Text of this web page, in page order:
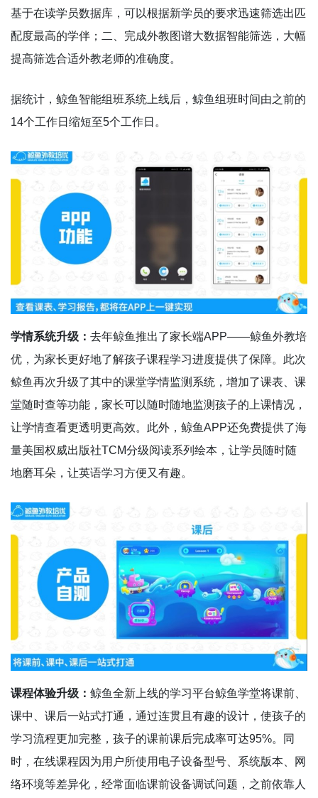
基于在读学员数据库，可以根据新学员的要求迅速筛选出匹
配度最高的学伴；二、完成外教图谱大数据智能筛选，大幅
提高筛选合适外教老师的准确度。
据统计，鲸鱼智能组班系统上线后，鲸鱼组班时间由之前的
14个工作日缩短至5个工作日。
学情系统升级： 去年鲸鱼推出了家长端APP——鲸鱼外教培
优，为家长更好地了解孩子课程学习进度提供了保障。此次
鲸鱼再次升级了其中的课堂学情监测系统，增加了课表、课
堂随时查等功能，家长可以随时随地监测孩子的上课情况，
让学情查看更透明更高效。此外，鲸鱼APP还免费提供了海
量美国权威出版社TCM分级阅读系列绘本，让学员随时随
地磨耳朵，让英语学习方便又有趣。
课程体验升级： 鲸鱼全新上线的学习平台鲸鱼学堂将课前、
课中、课后一站式打通，通过连贯且有趣的设计，使孩子的
学习流程更加完整，孩子的课前课后完成率可达95%。同
时，在线课程因为用户所使用电子设备型号、系统版本、网
络环境等差异化，经常面临课前设备调试问题，之前依靠人